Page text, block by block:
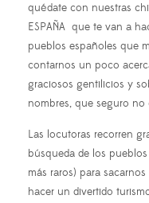
quédate con nuestras
ESPAÑA que te van a
pueblos españoles que
contarnos un poco
graciosos gentilicios y
nombres, que seguro
Las locutoras recorren
búsqueda de los
más raros) para
hacer un divertido